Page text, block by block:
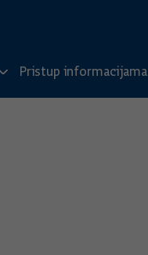
Pristup informacijama